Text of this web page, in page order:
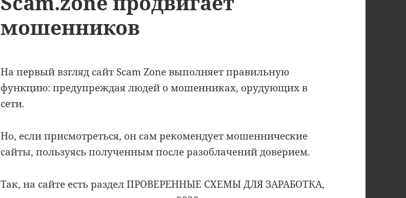
мошенников
На первый взгляд сайт Scam Zone выполняет правильную
функцию: предупреждая людей о мошенниках, орудующих в
сети.
Но, если присмотреться, он сам рекомендует мошеннические
сайты, пользуясь полученным после разоблачений доверием.
Так, на сайте есть раздел ПРОВЕРЕННЫЕ СХЕМЫ ДЛЯ ЗАРАБОТКА,